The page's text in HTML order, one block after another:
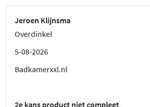
Jeroen Klijnsma
Overdinkel
5-08-2026
Badkamerxxl.nl
2e kans product niet compleet